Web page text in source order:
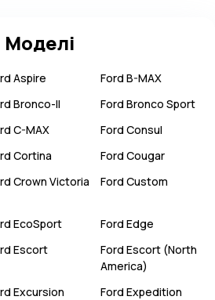
Моделі
Aspire Ford B-MAX
Bronco-II Ford Bronco Sport
C-MAX Ford Consul
Cortina Ford Cougar
Crown Victoria Ford Custom
EcoSport Ford Edge
Escort Ford Escort (North
America)
Excursion Ford Expedition